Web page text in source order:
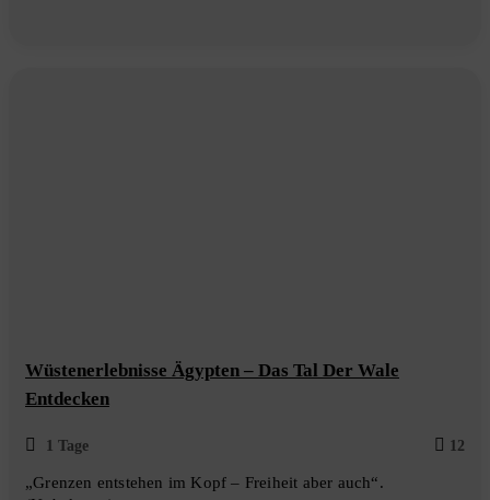
Wüstenerlebnisse Ägypten – Das Tal Der Wale
Entdecken
1 Tage 12
„Grenzen entstehen im Kopf – Freiheit aber auch“.